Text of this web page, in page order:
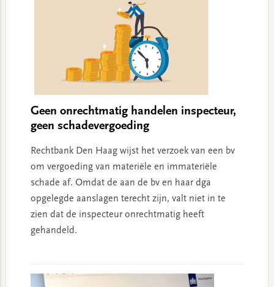
Geen onrechtmatig handelen inspecteur,
geen schadevergoeding
Rechtbank Den Haag wijst het verzoek van een bv
om vergoeding van materiële en immateriële
schade af. Omdat de aan de bv en haar dga
opgelegde aanslagen terecht zijn, valt niet in te
zien dat de inspecteur onrechtmatig heeft
gehandeld.